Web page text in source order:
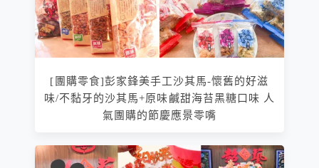
[團購零食]彭家鋒美手工沙其馬-懷舊的好滋
味/不黏牙的沙其馬+原味鹹甜海苔黑糖口味 人
氣團購的節慶應景零嘴